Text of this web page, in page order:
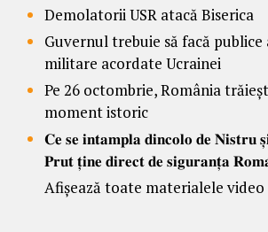
Demolatorii USR atacă Biserica
Guvernul trebuie să facă
militare acordate Ucrainei
Pe 26 octombrie, România
moment istoric
𝐂𝐞 𝐬𝐞 𝐢𝐧𝐭𝐚𝐦𝐩𝐥𝐚 𝐝𝐢𝐧𝐜𝐨𝐥𝐨 𝐝𝐞 𝐍𝐢𝐬𝐭𝐫𝐮
𝐏𝐫𝐮𝐭 𝐭̦𝐢𝐧𝐞 𝐝𝐢𝐫𝐞𝐜𝐭 𝐝𝐞 𝐬𝐢𝐠𝐮𝐫𝐚𝐧𝐭̦𝐚
Afișează toate materialele video